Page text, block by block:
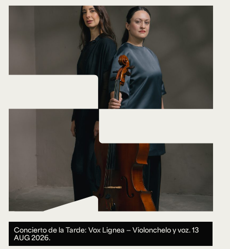
Concierto de la Tarde: Vox Lignea — Violonchelo y voz.13
AUG 2026.